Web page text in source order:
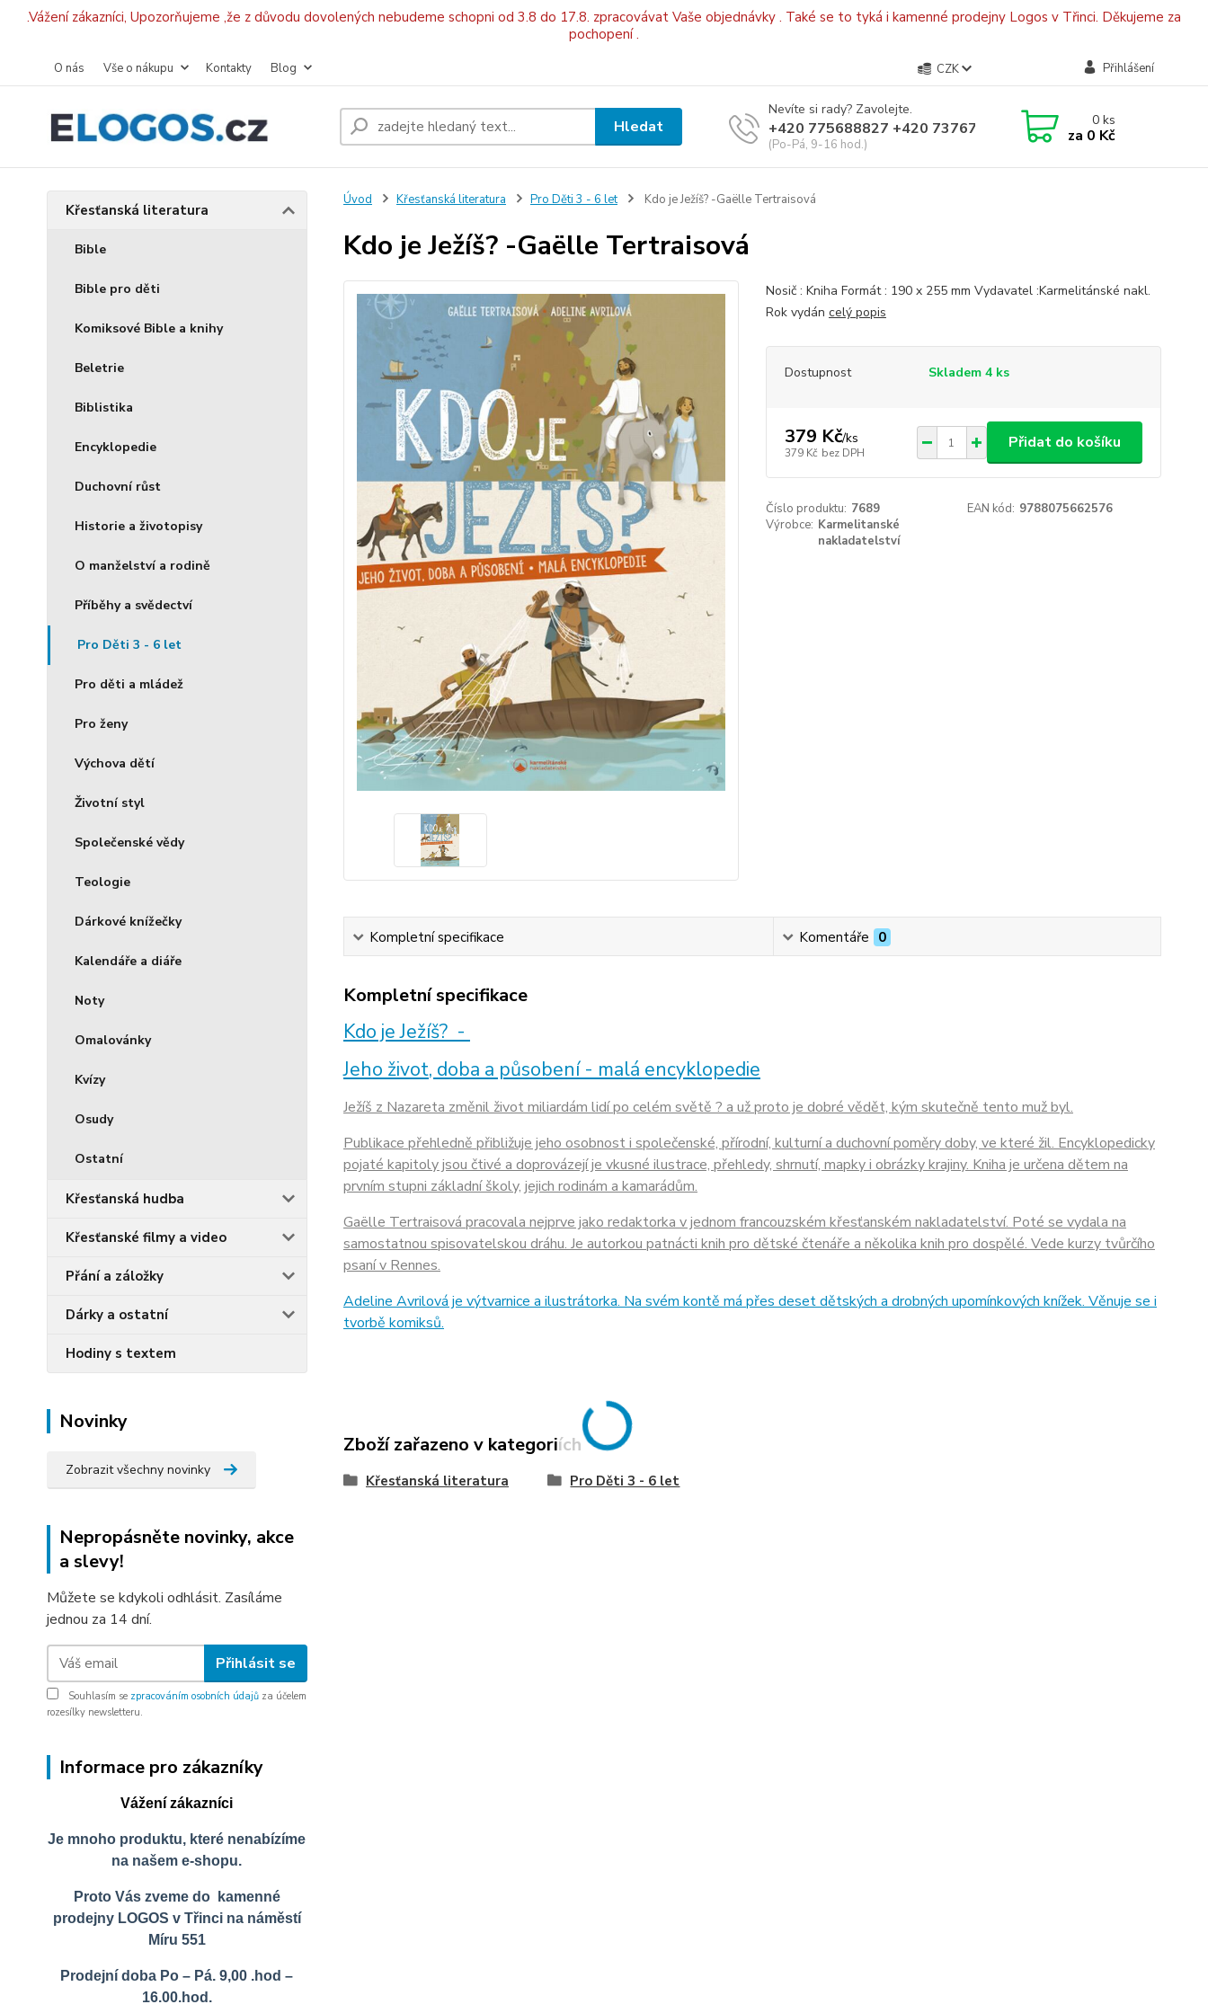
.Vážení zákazníci, Upozorňujeme ,že z důvodu dovolených nebudeme schopni od 3.8 do 17.8. zpracovávat Vaše objednávky . Také se to tyká i kamenné prodejny Logos v Třinci. Děkujeme za
pochopení .
O nás Vše o nákupu Kontakty Blog CZK Přihlášení
Hledat
Nevíte si rady? Zavolejte.
+420 775688827 +420 737670415
(Po-Pá, 9-16 hod.)
0ks
za 0 Kč
Křesťanská literatura
Bible
Bible pro děti
Komiksové Bible a knihy
Beletrie
Biblistika
Encyklopedie
Duchovní růst
Historie a životopisy
O manželství a rodině
Příběhy a svědectví
Pro Děti 3 - 6 let
Pro děti a mládež
Pro ženy
Výchova dětí
Životní styl
Společenské vědy
Teologie
Dárkové knížečky
Kalendáře a diáře
Noty
Omalovánky
Kvízy
Osudy
Ostatní
Křesťanská hudba
Křesťanské filmy a video
Přání a záložky
Dárky a ostatní
Hodiny s textem
Novinky
Zobrazit všechny novinky
Nepropásněte novinky, akce
a slevy!
Můžete se kdykoli odhlásit. Zasíláme
jednou za 14 dní.
Přihlásit se
Souhlasím se zpracováním osobních údajů za účelem
rozesílky newsletteru.
Informace pro zákazníky
Vážení zákazníci
Je mnoho produktu, které nenabízíme
na našem e-shopu.
Proto Vás zveme do kamenné
prodejny LOGOS v Třinci na náměstí
Míru 551
Prodejní doba Po – Pá. 9,00 .hod –
16.00.hod.
Úvod Křesťanská literatura Pro Děti 3 - 6 let Kdo je Ježíš? -Gaëlle Tertraisová
Kdo je Ježíš? -Gaëlle Tertraisová
Nosič : Kniha Formát : 190 x 255 mm Vydavatel :Karmelitánské nakl.
Rok vydán celý popis
Dostupnost Skladem 4 ks
379 Kč/ks
379 Kč bez DPH
Přidat do košíku
Číslo produktu: 7689 EAN kód: 9788075662576
Výrobce: Karmelitanské
nakladatelství
Kompletní specifikace Komentáře 0
Kompletní specifikace
Kdo je Ježíš? -
Jeho život, doba a působení - malá encyklopedie
Ježíš z Nazareta změnil život miliardám lidí po celém světě ? a už proto je dobré vědět, kým skutečně tento muž byl.
Publikace přehledně přibližuje jeho osobnost i společenské, přírodní, kulturní a duchovní poměry doby, ve které žil. Encyklopedicky
pojaté kapitoly jsou čtivé a doprovázejí je vkusné ilustrace, přehledy, shrnutí, mapky i obrázky krajiny. Kniha je určena dětem na
prvním stupni základní školy, jejich rodinám a kamarádům.
Gaëlle Tertraisová pracovala nejprve jako redaktorka v jednom francouzském křesťanském nakladatelství. Poté se vydala na
samostatnou spisovatelskou dráhu. Je autorkou patnácti knih pro dětské čtenáře a několika knih pro dospělé. Vede kurzy tvůrčího
psaní v Rennes.
Adeline Avrilová je výtvarnice a ilustrátorka. Na svém kontě má přes deset dětských a drobných upomínkových knížek. Věnuje se i
tvorbě komiksů.
Zboží zařazeno v kategoriích
Křesťanská literatura Pro Děti 3 - 6 let